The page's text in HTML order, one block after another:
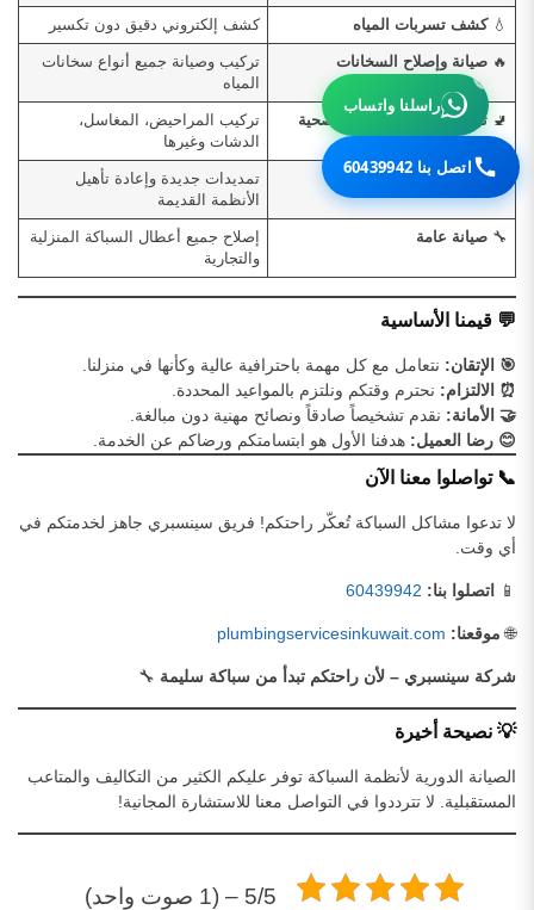
💧كشف تسربات المياه كشف إلكتروني دقيق دون تكسير
🔥صيانة وإصلاح السخانات
تركيب وصيانة جميع أنواع سخانات
المياه
🚽تركيب وصيانة الأدوات الصحية
تركيب المراحيض، المغاسل،
الدشات وغيرها
🏠تمديدات السباكة
تمديدات جديدة وإعادة تأهيل
الأنظمة القديمة
🔧صيانة عامة
إصلاح جميع أعطال السباكة المنزلية
والتجارية
💬 قيمنا الأساسية
🎯 الإتقان: نتعامل مع كل مهمة باحترافية عالية وكأنها في منزلنا.
⏰ الالتزام: نحترم وقتكم ونلتزم بالمواعيد المحددة.
🤝 الأمانة: نقدم تشخيصاً صادقاً ونصائح مهنية دون مبالغة.
😊 رضا العميل: هدفنا الأول هو ابتسامتكم ورضاكم عن الخدمة.
📞 تواصلوا معنا الآن
لا تدعوا مشاكل السباكة تُعكّر راحتكم! فريق سينسبري جاهز لخدمتكم في
أي وقت.
📱 اتصلوا بنا: 60439942
🌐 موقعنا: plumbingservicesinkuwait.com
شركة سينسبري – لأن راحتكم تبدأ من سباكة سليمة 🔧
💡 نصيحة أخيرة
الصيانة الدورية لأنظمة السباكة توفر عليكم الكثير من التكاليف والمتاعب
المستقبلية. لا تترددوا في التواصل معنا للاستشارة المجانية!
5/5 – (1 صوت واحد)
راسلنا واتساب
اتصل بنا 60439942